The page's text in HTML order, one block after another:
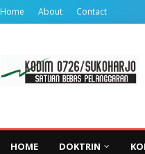
Home About Contact
HOME DOKTRIN